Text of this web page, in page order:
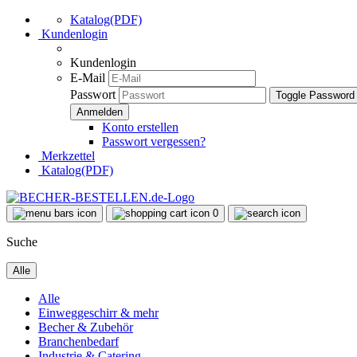
Katalog(PDF)
Kundenlogin
Kundenlogin
E-Mail
Passwort
Toggle
Konto erstellen
Passwort vergessen?
Merkzettel
Katalog(PDF)
0
Suche
Alle
Alle
Einweggeschirr & mehr
Becher & Zubehör
Branchenbedarf